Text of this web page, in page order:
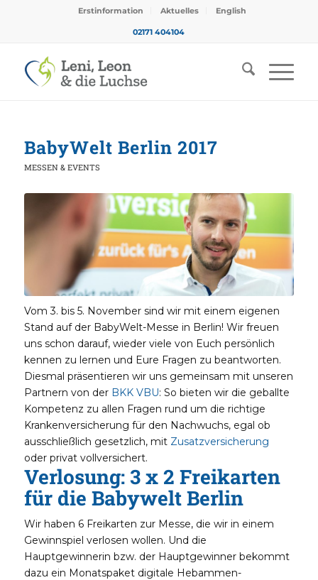
Erstinformation Aktuelles English
02171 404104
BabyWelt Berlin 2017
MESSEN & EVENTS
Vom 3. bis 5. November sind wir mit einem eigenen
Stand auf der BabyWelt-Messe in Berlin! Wir freuen
uns schon darauf, wieder viele von Euch persönlich
kennen zu lernen und Eure Fragen zu beantworten.
Diesmal präsentieren wir uns gemeinsam mit unseren
Partnern von der BKK VBU: So bieten wir die geballte
Kompetenz zu allen Fragen rund um die richtige
Krankenversicherung für den Nachwuchs, egal ob
ausschließlich gesetzlich, mit Zusatzversicherung
oder privat vollversichert.
Verlosung: 3 x 2 Freikarten
für die Babywelt Berlin
Wir haben 6 Freikarten zur Messe, die wir in einem
Gewinnspiel verlosen wollen. Und die
Hauptgewinnerin bzw. der Hauptgewinner bekommt
dazu ein Monatspaket digitale Hebammen-